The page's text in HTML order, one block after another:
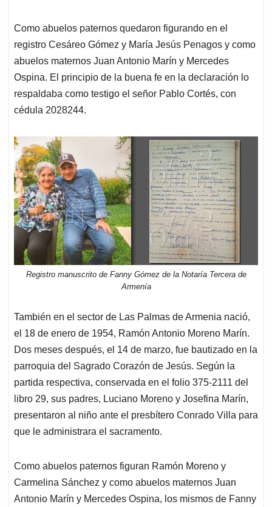
Como abuelos paternos quedaron figurando en el
registro Cesáreo Gómez y María Jesús Penagos y como
abuelos maternos Juan Antonio Marín y Mercedes
Ospina. El principio de la buena fe en la declaración lo
respaldaba como testigo el señor Pablo Cortés, con
cédula 2028244.
Registro manuscrito de Fanny Gómez de la Notaría Tercera de
Armenía
También en el sector de Las Palmas de Armenia nació,
el 18 de enero de 1954, Ramón Antonio Moreno Marín.
Dos meses después, el 14 de marzo, fue bautizado en la
parroquia del Sagrado Corazón de Jesús. Según la
partida respectiva, conservada en el folio 375-2111 del
libro 29, sus padres, Luciano Moreno y Josefina Marín,
presentaron al niño ante el presbítero Conrado Villa para
que le administrara el sacramento.
Como abuelos paternos figuran Ramón Moreno y
Carmelina Sánchez y como abuelos maternos Juan
Antonio Marín y Mercedes Ospina, los mismos de Fanny